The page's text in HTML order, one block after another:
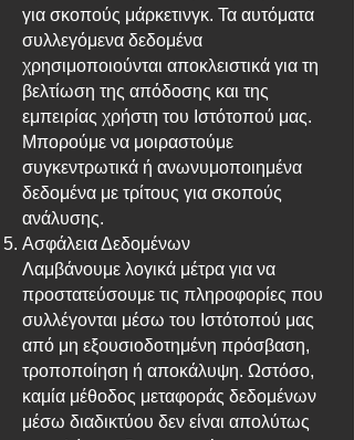
για σκοπούς μάρκετινγκ. Τα αυτόματα
συλλεγόμενα δεδομένα
χρησιμοποιούνται αποκλειστικά για τη
βελτίωση της απόδοσης και της
εμπειρίας χρήστη του Ιστότοπού μας.
Μπορούμε να μοιραστούμε
συγκεντρωτικά ή ανωνυμοποιημένα
δεδομένα με τρίτους για σκοπούς
ανάλυσης.
Ασφάλεια Δεδομένων
Λαμβάνουμε λογικά μέτρα για να
προστατεύσουμε τις πληροφορίες που
συλλέγονται μέσω του Ιστότοπού μας
από μη εξουσιοδοτημένη πρόσβαση,
τροποποίηση ή αποκάλυψη. Ωστόσο,
καμία μέθοδος μεταφοράς δεδομένων
μέσω διαδικτύου δεν είναι απολύτως